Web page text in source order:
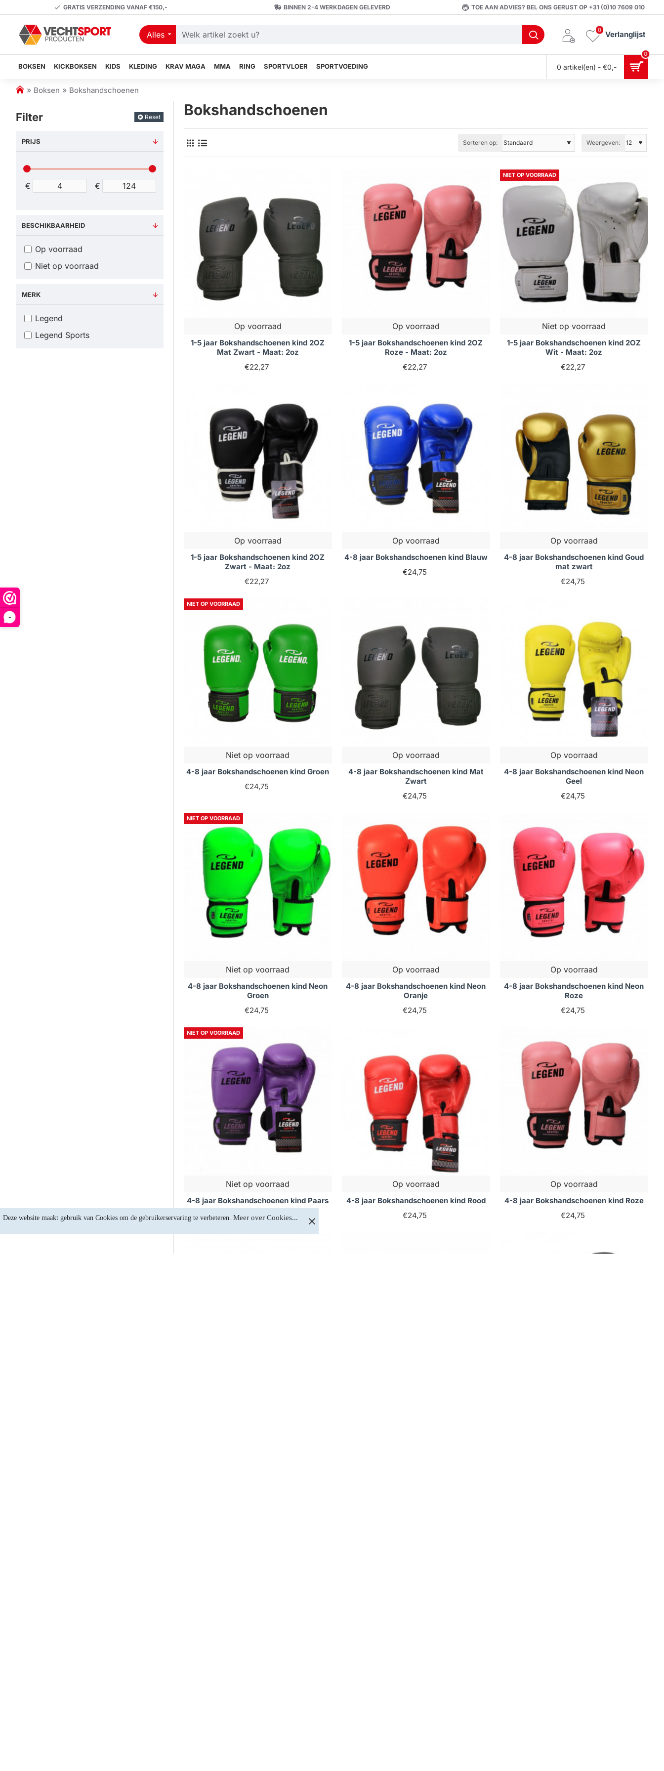
-
Deze website maakt gebruik van Cookies om de gebruikerservaring te verbeteren. Meer over Cookies...
GRATIS VERZENDING VANAF €150,- BINNEN 2-4 WERKDAGEN GELEVERD TOE AAN ADVIES? BEL ONS GERUST OP +31 (0)10 7609 010
Alles
Welk
zoekt
Verlanglijst
0
BOKSEN KICKBOKSEN KIDS KLEDING KRAV MAGA MMA RING SPORTVLOER SPORTVOEDING 0 artikel(en) - €0,-
0
h
m
e
Boksen Bokshandschoenen
Filter Reset
PRIJS
€ €
BESCHIKBAARHEID
Op voorraad
Niet op voorraad
MERK
Legend
Legend Sports
Bokshandschoenen
Sorteren op: Weergeven:
Op voorraad
1-5 jaar Bokshandschoenen kind 2OZ
Mat Zwart - Maat: 2oz
€22,27
Op voorraad
1-5 jaar Bokshandschoenen kind 2OZ
Roze - Maat: 2oz
€22,27
NIET OP VOORRAAD
Niet op voorraad
1-5 jaar Bokshandschoenen kind 2OZ
Wit - Maat: 2oz
€22,27
Op voorraad
1-5 jaar Bokshandschoenen kind 2OZ
Zwart - Maat: 2oz
€22,27
Op voorraad
4-8 jaar Bokshandschoenen kind Blauw
€24,75
Op voorraad
4-8 jaar Bokshandschoenen kind Goud
mat zwart
€24,75
NIET OP VOORRAAD
Niet op voorraad
4-8 jaar Bokshandschoenen kind Groen
€24,75
Op voorraad
4-8 jaar Bokshandschoenen kind Mat
Zwart
€24,75
Op voorraad
4-8 jaar Bokshandschoenen kind Neon
Geel
€24,75
NIET OP VOORRAAD
Niet op voorraad
4-8 jaar Bokshandschoenen kind Neon
Groen
€24,75
Op voorraad
4-8 jaar Bokshandschoenen kind Neon
Oranje
€24,75
Op voorraad
4-8 jaar Bokshandschoenen kind Neon
Roze
€24,75
NIET OP VOORRAAD
Niet op voorraad
4-8 jaar Bokshandschoenen kind Paars
€24,75
Op voorraad
4-8 jaar Bokshandschoenen kind Rood
€24,75
Op voorraad
4-8 jaar Bokshandschoenen kind Roze
€24,75